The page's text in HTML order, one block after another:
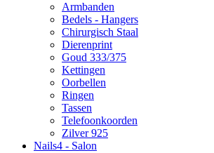
Armbanden
Bedels - Hangers
Chirurgisch Staal
Dierenprint
Goud 333/375
Kettingen
Oorbellen
Ringen
Tassen
Telefoonkoorden
Zilver 925
Nails4 - Salon